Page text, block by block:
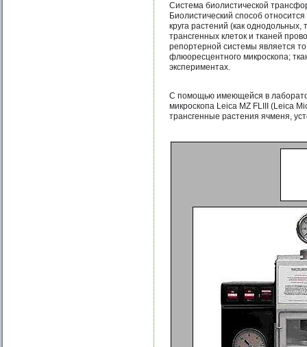
Система биолистической
Биолистический способ
круга растений (как
трансгенных клеток и тканей
репортерной системы является
флюоресцентного микроскопа;
экспериментах.
С помощью имеющейся в
микроскопа Leica MZ FLIII (Leica
трансгенные растения ячменя,